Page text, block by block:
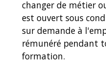
changer de métier
est ouvert sous
sur demande à
rémunéré pendant
formation.